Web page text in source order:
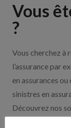
Vous
?
Vous cherchez à
l’assurance par
en assurances
sinistres en
Découvrez nos